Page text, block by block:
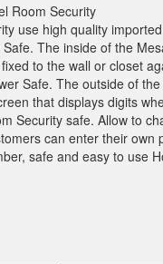
Room Security
use high quality
The inside of the
to the wall or closet
Safe. The outside of
that displays digits
Security safe. Allow to
can enter their own
safe and easy to use